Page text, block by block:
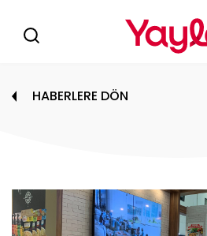
HABERLERE DÖN